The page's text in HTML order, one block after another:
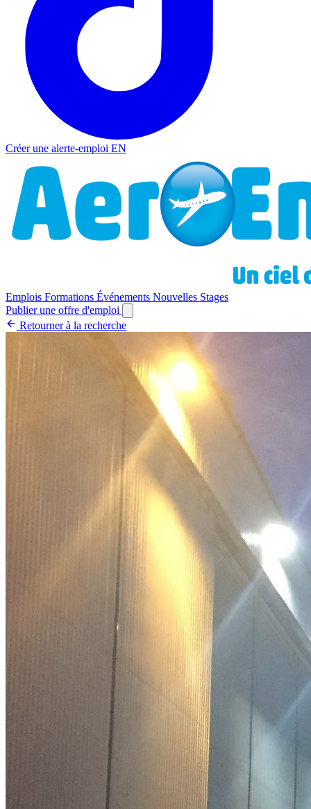
Créer une alerte-emploi EN
Emplois Formations Événements Nouvelles Stages
Publier une offre d'emploi
Retourner à la recherche